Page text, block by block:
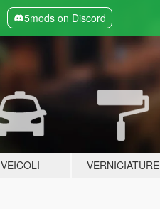
5mods on Discord
VEICOLI VERNICIATURE